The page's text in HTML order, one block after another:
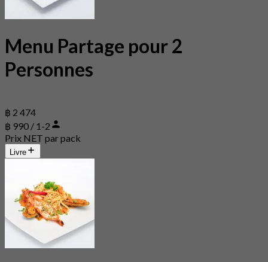
Menu Partage pour 2
Personnes
฿ 2 474
฿ 990 / 1-2
Prix NET par pack
Livre